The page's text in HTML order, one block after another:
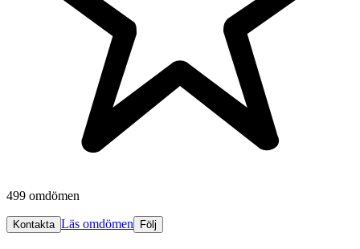
499 omdömen
Kontakta Läs omdömen Följ